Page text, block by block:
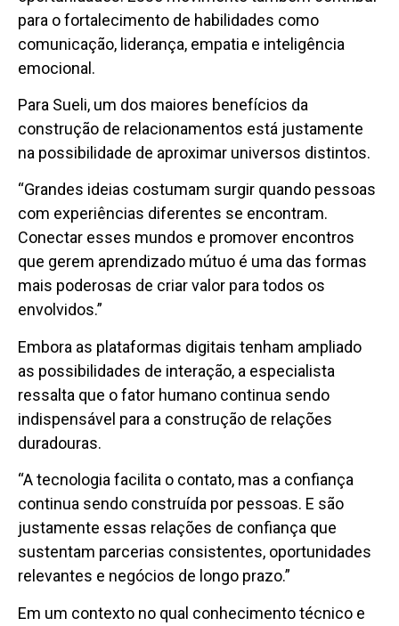
para o fortalecimento de habilidades como
comunicação, liderança, empatia e inteligência
emocional.
Para Sueli, um dos maiores benefícios da
construção de relacionamentos está justamente
na possibilidade de aproximar universos distintos.
“Grandes ideias costumam surgir quando pessoas
com experiências diferentes se encontram.
Conectar esses mundos e promover encontros
que gerem aprendizado mútuo é uma das formas
mais poderosas de criar valor para todos os
envolvidos.”
Embora as plataformas digitais tenham ampliado
as possibilidades de interação, a especialista
ressalta que o fator humano continua sendo
indispensável para a construção de relações
duradouras.
“A tecnologia facilita o contato, mas a confiança
continua sendo construída por pessoas. E são
justamente essas relações de confiança que
sustentam parcerias consistentes, oportunidades
relevantes e negócios de longo prazo.”
Em um contexto no qual conhecimento técnico e